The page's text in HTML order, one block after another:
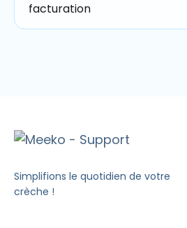
facturation
Simplifions le quotidien de votre
crèche !